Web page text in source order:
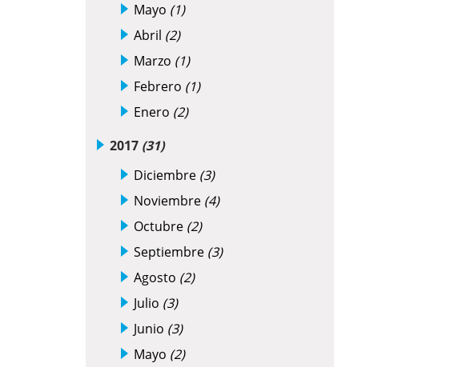
Mayo (1)
Abril (2)
Marzo (1)
Febrero (1)
Enero (2)
2017 (31)
Diciembre (3)
Noviembre (4)
Octubre (2)
Septiembre (3)
Agosto (2)
Julio (3)
Junio (3)
Mayo (2)